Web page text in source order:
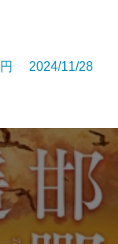
2024/11/28